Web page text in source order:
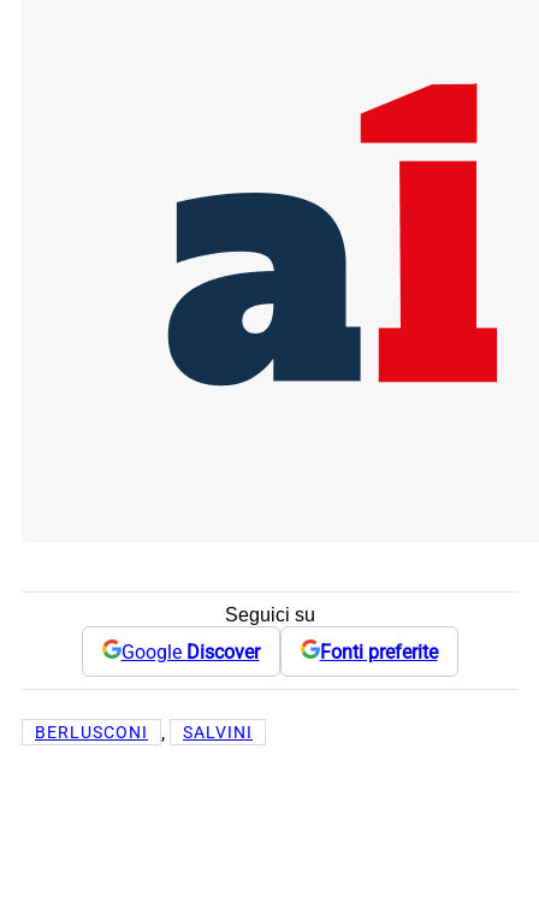
Seguici su
Google Discover Fonti preferite
BERLUSCONI , SALVINI